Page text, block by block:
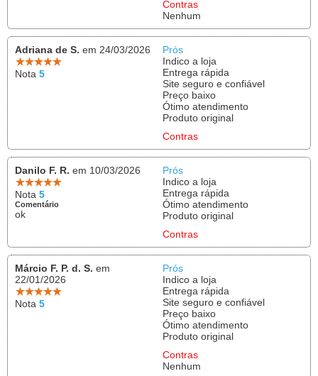
Contras
Nenhum
Adriana de S. em 24/03/2026
Nota 5
Prós
Indico a loja
Entrega rápida
Site seguro e confiável
Preço baixo
Ótimo atendimento
Produto original
Contras
Danilo F. R. em 10/03/2026
Nota 5
Comentário
ok
Prós
Indico a loja
Entrega rápida
Ótimo atendimento
Produto original
Contras
Márcio F. P. d. S. em
22/01/2026
Nota 5
Prós
Indico a loja
Entrega rápida
Site seguro e confiável
Preço baixo
Ótimo atendimento
Produto original
Contras
Nenhum